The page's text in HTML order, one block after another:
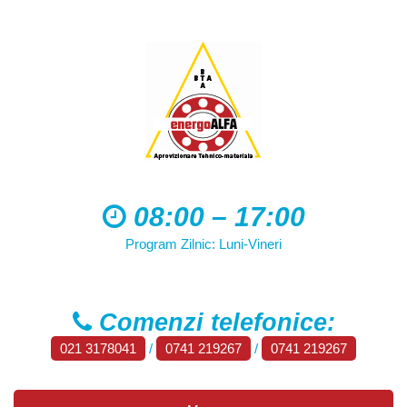
08:00 – 17:00
Program Zilnic: Luni-Vineri
Comenzi telefonice:
021 3178041 / 0741 219267 / 0741 219267